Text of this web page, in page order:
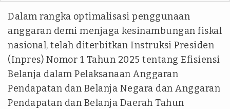
Dalam rangka optimalisasi penggunaan
anggaran demi menjaga kesinambungan fiskal
nasional, telah diterbitkan Instruksi Presiden
(Inpres) Nomor 1 Tahun 2025 tentang Efisiensi
Belanja dalam Pelaksanaan Anggaran
Pendapatan dan Belanja Negara dan Anggaran
Pendapatan dan Belanja Daerah Tahun